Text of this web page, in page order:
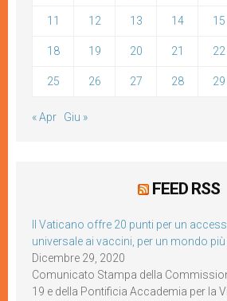
11 12 13 14 15
18 19 20 21 22
25 26 27 28 29
« Apr Giu »
FEED RSS
Il Vaticano offre 20 punti per un
universale ai vaccini, per un mondo
Dicembre 29, 2020
Comunicato Stampa della
19 e della Pontificia Accademia per la